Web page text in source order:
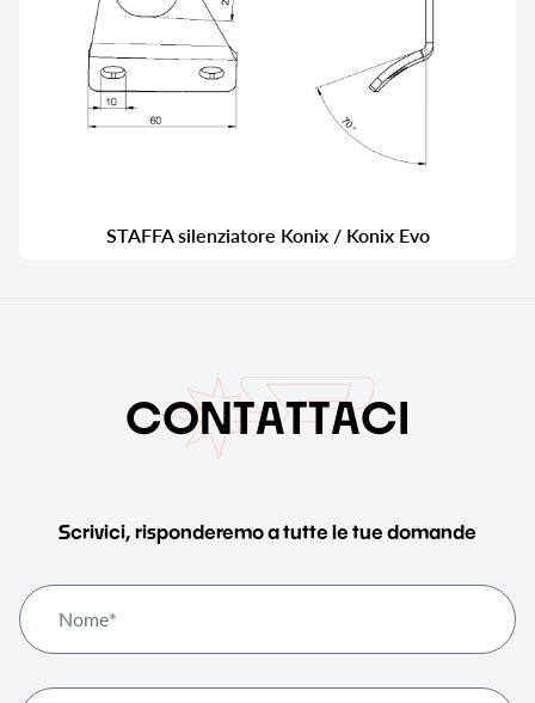
STAFFA silenziatore Konix / Konix Evo
CONTATTACI
Scrivici, risponderemo a tutte le tue domande